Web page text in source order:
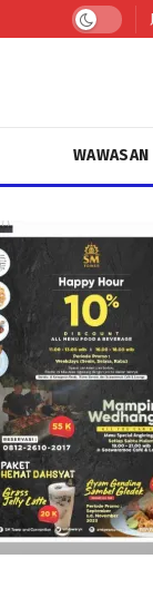
WAWASAN